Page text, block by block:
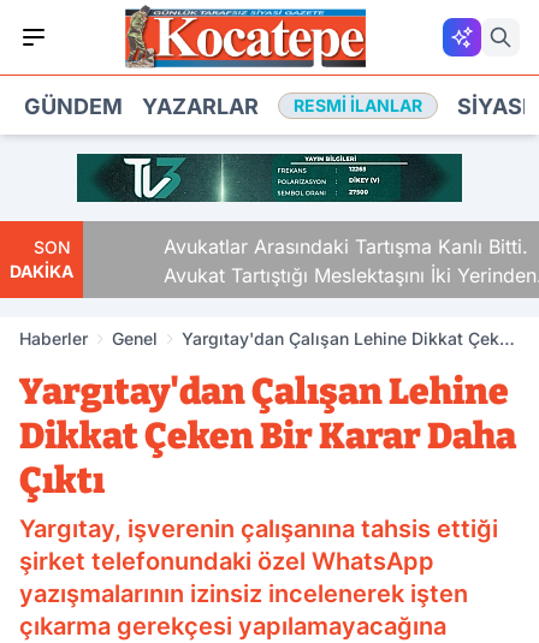
GÜNDEM YAZARLAR RESMI İLANLAR
SON
DAKİKA
Avukatlar Arasındaki Tartışma Kanlı Bitti.
Avukat Tartıştığı Meslektaşını İki Yerinden
Vurdu
Haberler Genel
Yargıtay'dan Çalışan Lehine Dikkat Çeken
Yargıtay'dan Çalışan Lehine
Dikkat Çeken Bir Karar Daha
Çıktı
Yargıtay, işverenin çalışanına tahsis ettiği
şirket telefonundaki özel WhatsApp
yazışmalarının izinsiz incelenerek işten
çıkarma gerekçesi yapılamayacağına